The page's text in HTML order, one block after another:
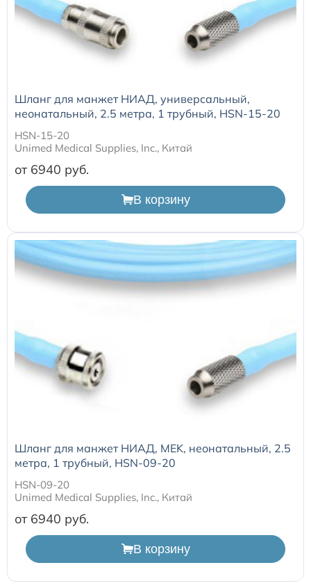
Шланг для манжет НИАД, универсальный,
неонатальный, 2.5 метра, 1 трубный, HSN-15-20
HSN-15-20
Unimed Medical Supplies, Inc., Китай
от 6940
В корзину
Шланг для манжет НИАД, MEK, неонатальный, 2.5
метра, 1 трубный, HSN-09-20
HSN-09-20
Unimed Medical Supplies, Inc., Китай
от 6940
В корзину